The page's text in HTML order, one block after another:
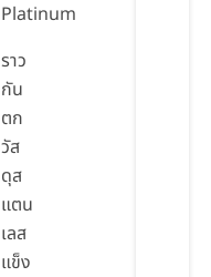
Platinum
ราว
กัน
ตก
วัส
ดุส
แตน
เลส
แข็ง